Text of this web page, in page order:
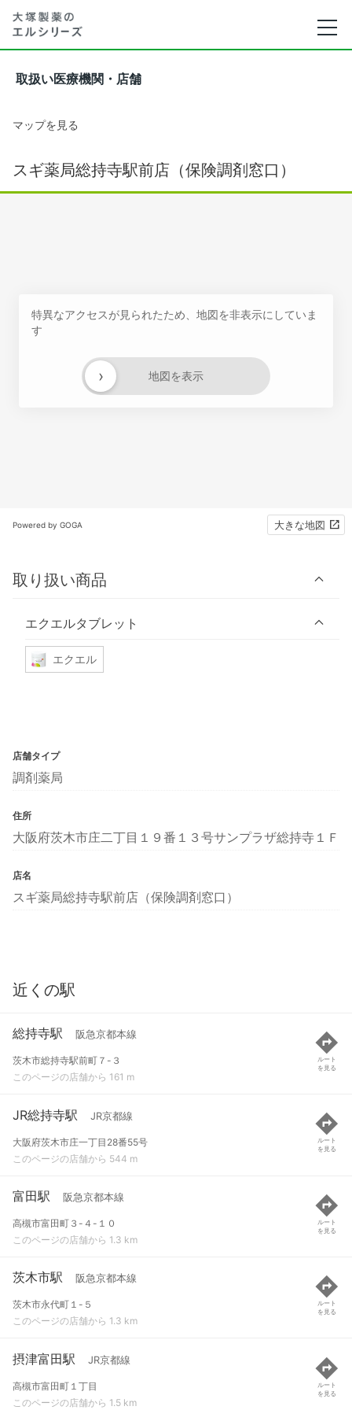
取扱い医療機関・店舗
マップを見る
スギ薬局総持寺駅前店（保険調剤窓口）
特異なアクセスが見られたため、地図を非表示にしていま
す
地図を表示
›
Powered by GOGA 大きな地図
取り扱い商品
エクエルタブレット
エクエル
店舗タイプ
調剤薬局
住所
大阪府茨木市庄二丁目１９番１３号サンプラザ総持寺１Ｆ
店名
スギ薬局総持寺駅前店（保険調剤窓口）
近くの駅
総持寺駅 阪急京都本線
茨木市総持寺駅前町７-３
このページの店舗から 161 m
ルート
を見る
JR総持寺駅 JR京都線
大阪府茨木市庄一丁目28番55号
このページの店舗から 544 m
ルート
を見る
富田駅 阪急京都本線
高槻市富田町３-４-１０
このページの店舗から 1.3 km
ルート
を見る
茨木市駅 阪急京都本線
茨木市永代町１-５
このページの店舗から 1.3 km
ルート
を見る
摂津富田駅 JR京都線
高槻市富田町１丁目
このページの店舗から 1.5 km
ルート
を見る